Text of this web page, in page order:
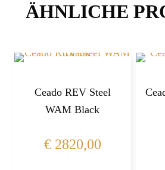
ÄHNLICHE
Ceado REV Steel
WAM Black
€2820,00